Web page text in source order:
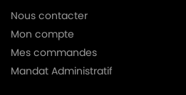
Nous contacter
Mon compte
Mes commandes
Mandat Administratif